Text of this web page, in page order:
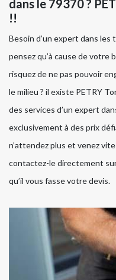
dans le 79370 ?
!!
Besoin d’un expert dans les
pensez qu’à cause de votre
risquez de ne pas pouvoir
le milieu ? il existe PETRY
des services d’un expert
exclusivement à des prix
n’attendez plus et venez
contactez-le directement
qu’il vous fasse votre devis.